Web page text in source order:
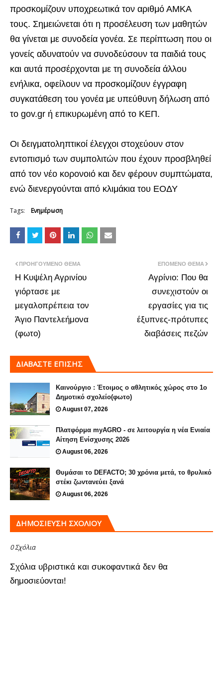
προσκομίζουν υποχρεωτικά τον αριθμό ΑΜΚΑ
τους. Σημειώνεται ότι η προσέλευση των μαθητών
θα γίνεται με συνοδεία γονέα. Σε περίπτωση που οι
γονείς αδυνατούν να συνοδεύσουν τα παιδιά τους
και αυτά προσέρχονται με τη συνοδεία άλλου
ενήλικα, οφείλουν να προσκομίζουν έγγραφη
συγκατάθεση του γονέα με υπεύθυνη δήλωση από
το gov.gr ή επικυρωμένη από το ΚΕΠ.
Οι δειγματοληπτικοί έλεγχοι στοχεύουν στον
εντοπισμό των συμπολιτών που έχουν προσβληθεί
από τον νέο κορονοιό και δεν φέρουν συμπτώματα,
ενώ διενεργούνται από κλιμάκια του ΕΟΔΥ
Tags: Ενημέρωση
ΕΠΌΜΕΝΟ ΘΈΜΑ
Αγρίνιο: Που θα
συνεχιστούν οι
εργασίες για τις
έξυπνες-πρότυπες
διαβάσεις πεζών
ΠΡΟΗΓΟΎΜΕΝΟ ΘΈΜΑ
Η Κυψέλη Αγρινίου
γιόρτασε με
μεγαλοπρέπεια τον
Άγιο Παντελεήμονα
(φωτο)
ΔΙΑΒΑΣΤΕ ΕΠΙΣΗΣ
Καινούργιο : Έτοιμος ο αθλητικός χώρος στο 1ο
Δημοτικό σχολείο(φωτο)
August 07, 2026
Πλατφόρμα myAGRO - σε λειτουργία η νέα Ενιαία
Αίτηση Ενίσχυσης 2026
August 06, 2026
Θυμάσαι το DEFACTO; 30 χρόνια μετά, το θρυλικό
στέκι ζωντανεύει ξανά
August 06, 2026
ΔΗΜΟΣΊΕΥΣΗ ΣΧΟΛΊΟΥ
0 Σχόλια
Σχόλια υβριστικά και συκοφαντικά δεν θα
δημοσιεύονται!